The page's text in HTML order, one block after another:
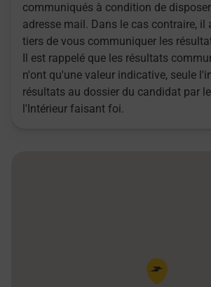
communiqués à condition de
adresse mail. Dans le cas contraire, il
tiers de vous communiquer les
Il est rappelé que les résultats
n'ont qu'une valeur indicative, seule
résultats au dossier du candidat par
l'Intérieur faisant foi.
Pin de la carte